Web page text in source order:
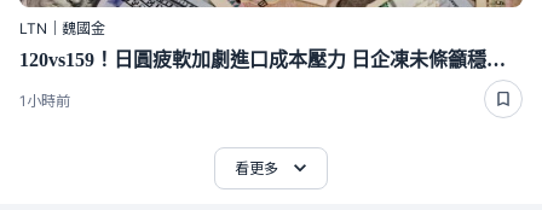
LTN｜魏國金
120vs159！日圓疲軟加劇進口成本壓力 日企凍未條籲穩匯市
1小時前
看更多